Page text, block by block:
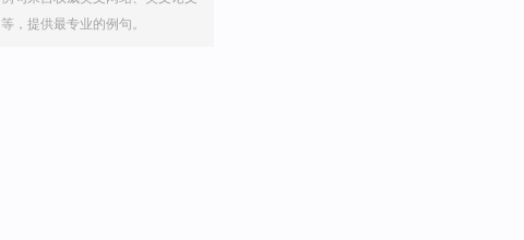
等，提供最专业的例句。